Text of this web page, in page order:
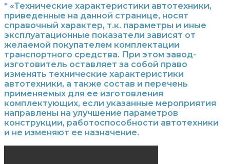
* «Технические характеристики автотехники,
приведенные на данной странице, носят
справочный характер, т.к. параметры и иные
эксплуатационные показатели зависят от
желаемой покупателем комплектации
транспортного средства. При этом завод-
изготовитель оставляет за собой право
изменять технические характеристики
автотехники, а также состав и перечень
применяемых для ее изготовления
комплектующих, если указанные мероприятия
направлены на улучшение параметров
конструкции, работоспособности автотехники
и не изменяют ее назначение.